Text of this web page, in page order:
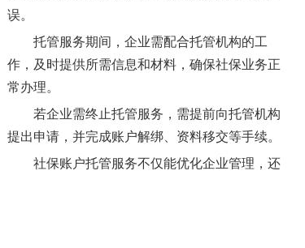
误。
托管服务期间，企业需配合托管机构的工
作，及时提供所需信息和材料，确保社保业务正
常办理。
若企业需终止托管服务，需提前向托管机构
提出申请，并完成账户解绑、资料移交等手续。
社保账户托管服务不仅能优化企业管理，还